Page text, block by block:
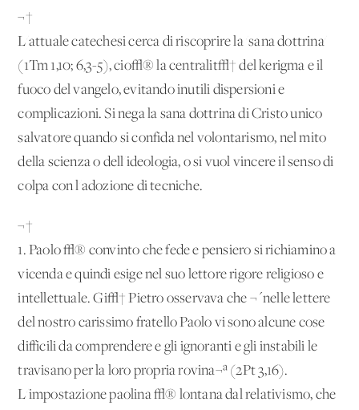
¬†
L'attuale catechesi cerca di riscoprire la 'sana dottrina'
(1Tm 1,10; 6,3-5), cio√® la centralit√† del kerigma e il
fuoco del vangelo, evitando inutili dispersioni e
complicazioni. Si nega la sana dottrina di Cristo unico
salvatore quando si confida nel volontarismo, nel mito
della scienza o dell'ideologia, o si vuol vincere il senso di
colpa con l'adozione di tecniche.
¬†
1. Paolo √® convinto che fede e pensiero si richiamino a
vicenda e quindi esige nel suo lettore rigore religioso e
intellettuale. Gi√† Pietro osservava che ¬´nelle lettere
del nostro carissimo fratello Paolo vi sono alcune cose
difficili da comprendere e gli ignoranti e gli instabili le
travisano per la loro propria rovina¬ª (2Pt 3,16).
L'impostazione paolina √® lontana dal relativismo, che